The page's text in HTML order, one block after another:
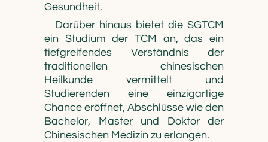
Gesundheit.
Darüber hinaus bietet die SGTCM
ein Studium der TCM an, das ein
tiefgreifendes Verständnis der
traditionellen chinesischen
Heilkunde vermittelt und
Studierenden eine einzigartige
Chance eröffnet, Abschlüsse wie den
Bachelor, Master und Doktor der
Chinesischen Medizin zu erlangen.